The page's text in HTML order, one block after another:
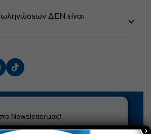
βαριά μέταλλα ή πτητικά διαλυτικά.
ΔΕΝ είναι
Newsletter μας!
×